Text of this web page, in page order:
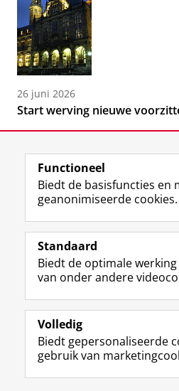
26 juni 2026
Start werving nieuwe
Volg de RUG
F
a
e
b
o
p
a
i
Studiekiezers
Alumni
Over ons
Functioneel
Biedt de basisfuncties en
geanonimiseerde cookies.
Standaard
Biedt de optimale
van onder andere
Volledig
Biedt gepersonaliseerde
gebruik van